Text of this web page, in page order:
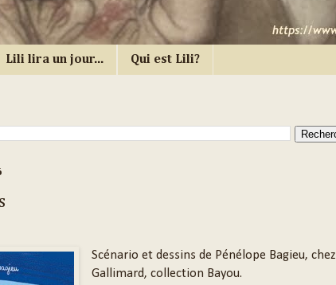
Lili lira un jour... Qui est Lili?
Scénario et dessins de Pénélope Bagieu, chez
Gallimard, collection Bayou.